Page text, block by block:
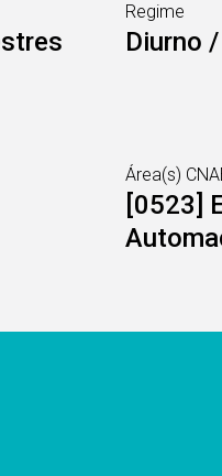
Regime
Diurno
Área(s)
[0523]